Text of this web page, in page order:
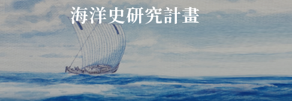
海洋史研究計畫